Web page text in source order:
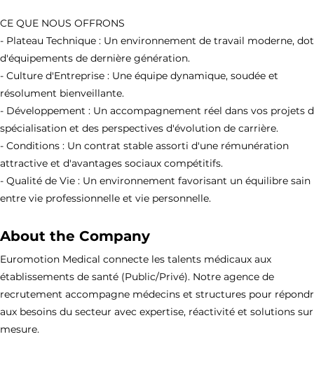
CE QUE NOUS OFFRONS
- Plateau Technique : Un environnement de travail moderne,
d'équipements de dernière génération.
- Culture d'Entreprise : Une équipe dynamique, soudée et
résolument bienveillante.
- Développement : Un accompagnement réel dans vos projets
spécialisation et des perspectives d'évolution de carrière.
- Conditions : Un contrat stable assorti d'une rémunération
attractive et d'avantages sociaux compétitifs.
- Qualité de Vie : Un environnement favorisant un équilibre sain
entre vie professionnelle et vie personnelle.
About the Company
Euromotion Medical connecte les talents médicaux aux
établissements de santé (Public/Privé). Notre agence de
recrutement accompagne médecins et structures pour
aux besoins du secteur avec expertise, réactivité et solutions sur
mesure.